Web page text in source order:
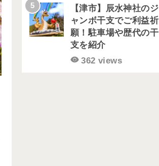
5
【津市】辰水神社のジ
ャンボ干支でご利益祈
願！駐車場や歴代の干
支を紹介
362 views